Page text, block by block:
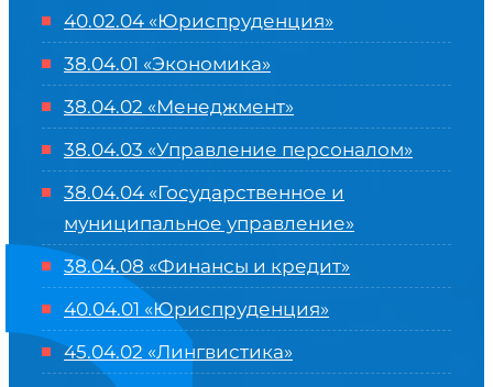
40.02.04 «Юриспруденция»
38.04.01 «Экономика»
38.04.02 «Менеджмент»
38.04.03 «Управление персоналом»
38.04.04 «Государственное и
муниципальное управление»
38.04.08 «Финансы и кредит»
40.04.01 «Юриспруденция»
45.04.02 «Лингвистика»